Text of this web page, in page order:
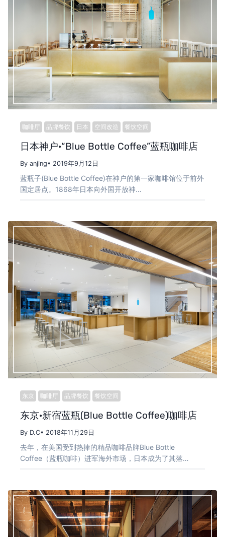
咖啡厅 品牌餐饮 日本 空间改造 餐饮空间
日本神户·“Blue Bottle Coffee”蓝瓶咖啡店
By anjing• 2019年9月12日
蓝瓶子(Blue Bottle Coffee)在神户的第一家咖啡馆位于前外
国定居点。1868年日本向外国开放神…
东京 咖啡厅 品牌餐饮 餐饮空间
东京·新宿蓝瓶(Blue Bottle Coffee)咖啡店
By D.C• 2018年11月29日
去年，在美国受到热捧的精品咖啡品牌Blue Bottle
Coffee（蓝瓶咖啡）进军海外市场，日本成为了其落…